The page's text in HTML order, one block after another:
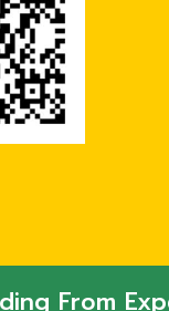
From